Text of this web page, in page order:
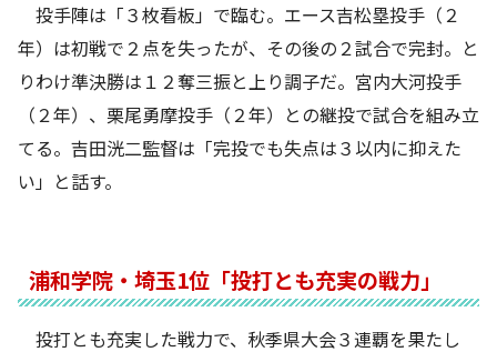
投手陣は「３枚看板」で臨む。エース吉松塁投手（２
年）は初戦で２点を失ったが、その後の２試合で完封。と
りわけ準決勝は１２奪三振と上り調子だ。宮内大河投手
（２年）、栗尾勇摩投手（２年）との継投で試合を組み立
てる。吉田洸二監督は「完投でも失点は３以内に抑えた
い」と話す。
浦和学院・埼玉1位「投打とも充実の戦力」
投打とも充実した戦力で、秋季県大会３連覇を果たし